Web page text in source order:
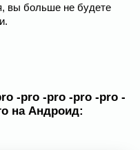
вы больше не будете
-pro -pro -pro -pro -
на Андроид: